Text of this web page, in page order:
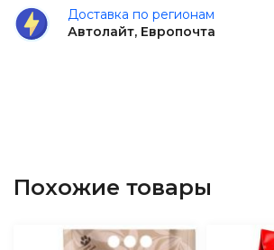
Доставка по регионам
Автолайт, Европочта
Похожие товары